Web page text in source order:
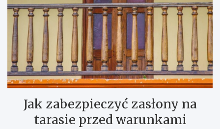
Jak zabezpieczyć zasłony na
tarasie przed warunkami